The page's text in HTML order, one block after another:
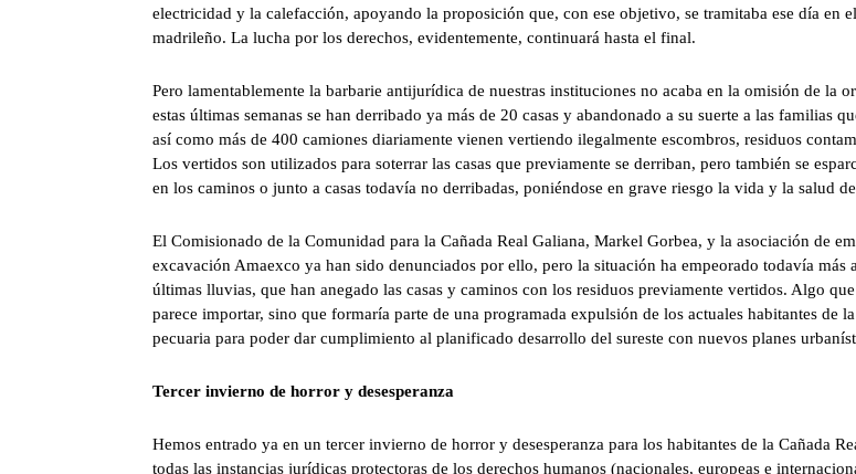
electricidad y la calefacción, apoyando la proposición que, con ese objetivo, se tramitaba ese día en
madrileño. La lucha por los derechos, evidentemente, continuará hasta el final.
Pero lamentablemente la barbarie antijurídica de nuestras instituciones no acaba en la omisión de la
estas últimas semanas se han derribado ya más de 20 casas y abandonado a su suerte a las familias
así como más de 400 camiones diariamente vienen vertiendo ilegalmente escombros, residuos
Los vertidos son utilizados para soterrar las casas que previamente se derriban, pero también se
en los caminos o junto a casas todavía no derribadas, poniéndose en grave riesgo la vida y la salud
El Comisionado de la Comunidad para la Cañada Real Galiana, Markel Gorbea, y la asociación de
excavación Amaexco ya han sido denunciados por ello, pero la situación ha empeorado todavía más
últimas lluvias, que han anegado las casas y caminos con los residuos previamente vertidos. Algo
parece importar, sino que formaría parte de una programada expulsión de los actuales habitantes de
pecuaria para poder dar cumplimiento al planificado desarrollo del sureste con nuevos planes
Tercer invierno de horror y desesperanza
Hemos entrado ya en un tercer invierno de horror y desesperanza para los habitantes de la Cañada
todas las instancias jurídicas protectoras de los derechos humanos (nacionales, europeas e